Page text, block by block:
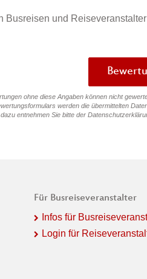
Busreisen und
ohne diese Angaben können nicht
werden die übermittelten
entnehmen Sie bitte der
Für Busreiseveranstalter
Infos für
Login für